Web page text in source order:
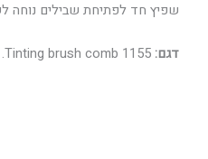
שפיץ חד לפתיחת שבילים נוחה
דגם: